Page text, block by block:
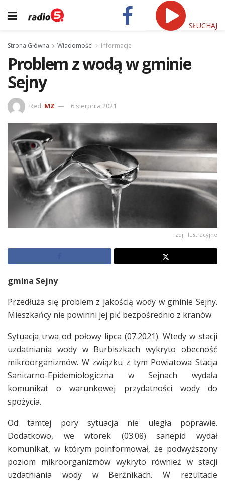
SŁUCHAJ
Strona Główna Wiadomości Informacje
Problem z wodą w gminie
Sejny
Red. MZ 6 sierpnia 2021
zdj. ilustracyjne
gmina Sejny
Przedłuża się problem z jakością wody w gminie Sejny.
Mieszkańcy nie powinni jej pić bezpośrednio z kranów.
Sytuacja trwa od połowy lipca (07.2021). Wtedy w stacji
uzdatniania wody w Burbiszkach wykryto obecność
mikroorganizmów. W związku z tym Powiatowa Stacja
Sanitarno-Epidemiologiczna w Sejnach wydała
komunikat o warunkowej przydatności wody do
spożycia.
Od tamtej pory sytuacja nie uległa poprawie.
Dodatkowo, we wtorek (03.08) sanepid wydał
komunikat, w którym poinformował, że podwyższony
poziom mikroorganizmów wykryto również w stacji
uzdatniania wody w Berżnikach. W rezultacie